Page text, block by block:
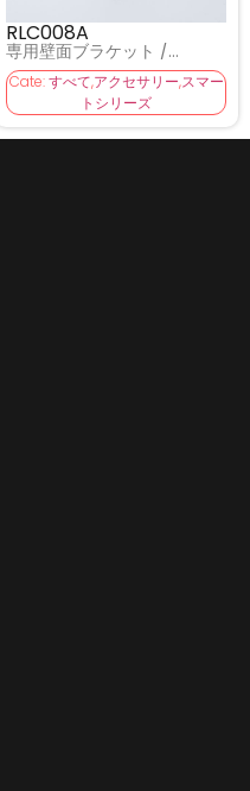
RLC008A
専用壁面ブラケット /
RLC008A
Cate:すべて,アクセサリー,スマー
トシリーズ